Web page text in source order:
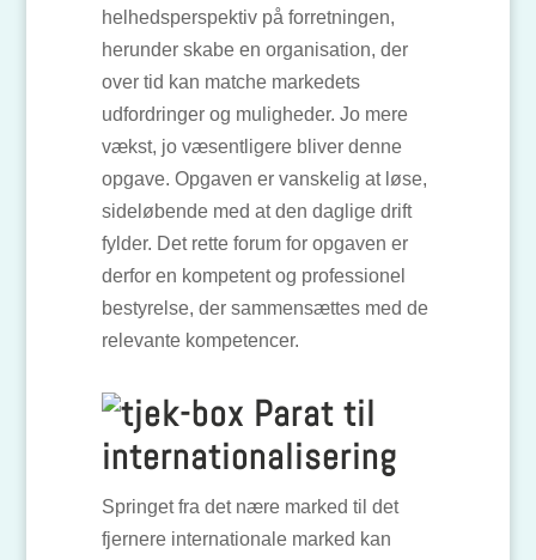
helhedsperspektiv på forretningen,
herunder skabe en organisation, der
over tid kan matche markedets
udfordringer og muligheder. Jo mere
vækst, jo væsentligere bliver denne
opgave. Opgaven er vanskelig at løse,
sideløbende med at den daglige drift
fylder. Det rette forum for opgaven er
derfor en kompetent og professionel
bestyrelse, der sammensættes med de
relevante kompetencer.
Parat til
internationalisering
Springet fra det nære marked til det
fjernere internationale marked kan